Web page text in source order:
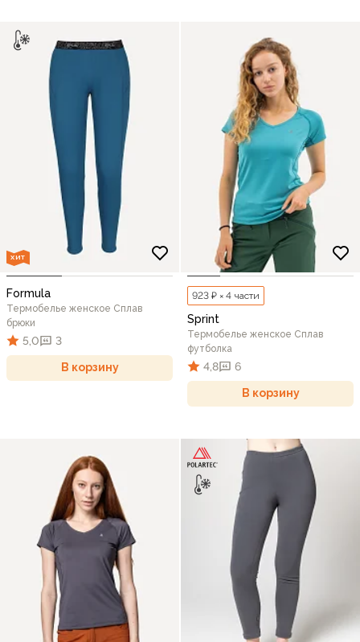
ХИТ
Formula
Термобелье женское Сплав
брюки
5,0 3
В корзину
923 ₽ × 4 части
Sprint
Термобелье женское Сплав
футболка
4,8 6
В корзину